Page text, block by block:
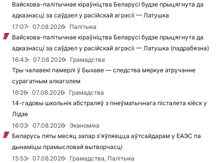
Вайскова-палітычнае кіраўніцтва Беларусі будзе прыцягнута да
адказнасці за саўдзел у расійскай агрэсіі — Латушка
17:07
07.08.2026
Палітыка
Вайскова-палітычнае кіраўніцтва Беларусі будзе прыцягнута да
адказнасці за саўдзел у расійскай агрэсіі — Латушка (падрабязна)
16:43
07.08.2026
Грамадства
Тры чалавекі памерлі ў Быхаве — следства мяркуе атручэнне
сурагатным алкаголем
16:26
07.08.2026
Грамадства
14-гадовы школьнік абстраляў з пнеўматычнага пісталета кіёск у
Лідзе
16:02
07.08.2026
Эканоміка
Беларусь пяты месяц запар з'яўляецца аўтсайдарам у ЕАЭС па
дынаміцы прамысловай вытворчасці
15:53
07.08.2026
Грамадства, Палітыка